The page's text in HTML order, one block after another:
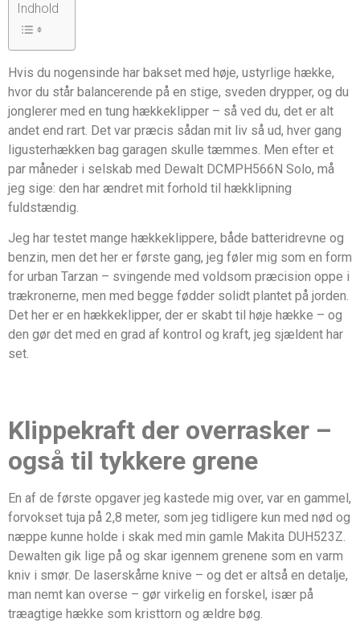
Indhold
Hvis du nogensinde har bakset med høje, ustyrlige hække,
hvor du står balancerende på en stige, sveden drypper, og du
jonglerer med en tung hækkeklipper – så ved du, det er alt
andet end rart. Det var præcis sådan mit liv så ud, hver gang
ligusterhækken bag garagen skulle tæmmes. Men efter et
par måneder i selskab med Dewalt DCMPH566N Solo, må
jeg sige: den har ændret mit forhold til hækklipning
fuldstændig.
Jeg har testet mange hækkeklippere, både batteridrevne og
benzin, men det her er første gang, jeg føler mig som en form
for urban Tarzan – svingende med voldsom præcision oppe i
trækronerne, men med begge fødder solidt plantet på jorden.
Det her er en hækkeklipper, der er skabt til høje hække – og
den gør det med en grad af kontrol og kraft, jeg sjældent har
set.
Klippekraft der overrasker –
også til tykkere grene
En af de første opgaver jeg kastede mig over, var en gammel,
forvokset tuja på 2,8 meter, som jeg tidligere kun med nød og
næppe kunne holde i skak med min gamle Makita DUH523Z.
Dewalten gik lige på og skar igennem grenene som en varm
kniv i smør. De laserskårne knive – og det er altså en detalje,
man nemt kan overse – gør virkelig en forskel, især på
træagtige hække som kristtorn og ældre bøg.